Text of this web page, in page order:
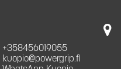
+358456019055
kuopio@powergrip.fi